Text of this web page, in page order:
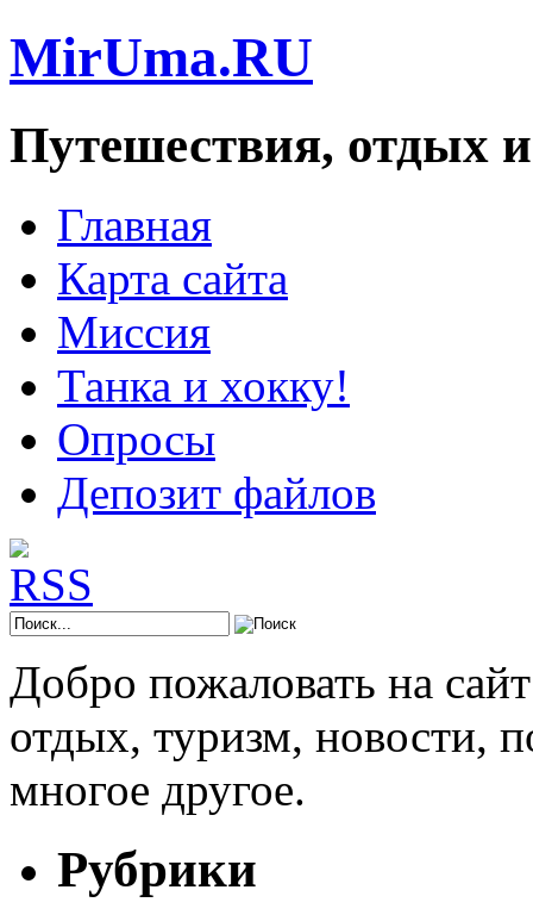
MirUma.RU
Путешествия, отдых
Главная
Карта сайта
Миссия
Танка и хокку!
Опросы
Депозит файлов
Добро пожаловать на
отдых, туризм, новости,
многое другое.
Рубрики